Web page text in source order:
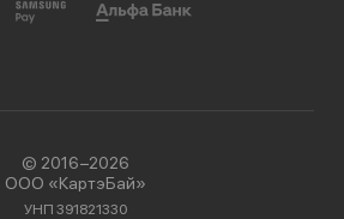
© 2016−2026
ООО «КартэБай»
УНП 391821330